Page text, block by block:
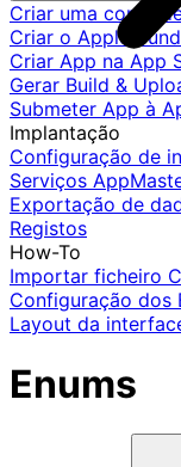
Criar uma conta
Criar o Apple
Criar App na App
Gerar Build &
Submeter App à
Implantação
Configuração de
Serviços
Exportação de
Registos
How-To
Importar ficheiro
Configuração dos
Layout da
Enums